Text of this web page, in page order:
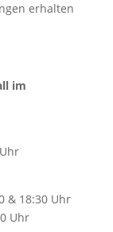
erhalten
im
& 18:30 Uhr
Uhr